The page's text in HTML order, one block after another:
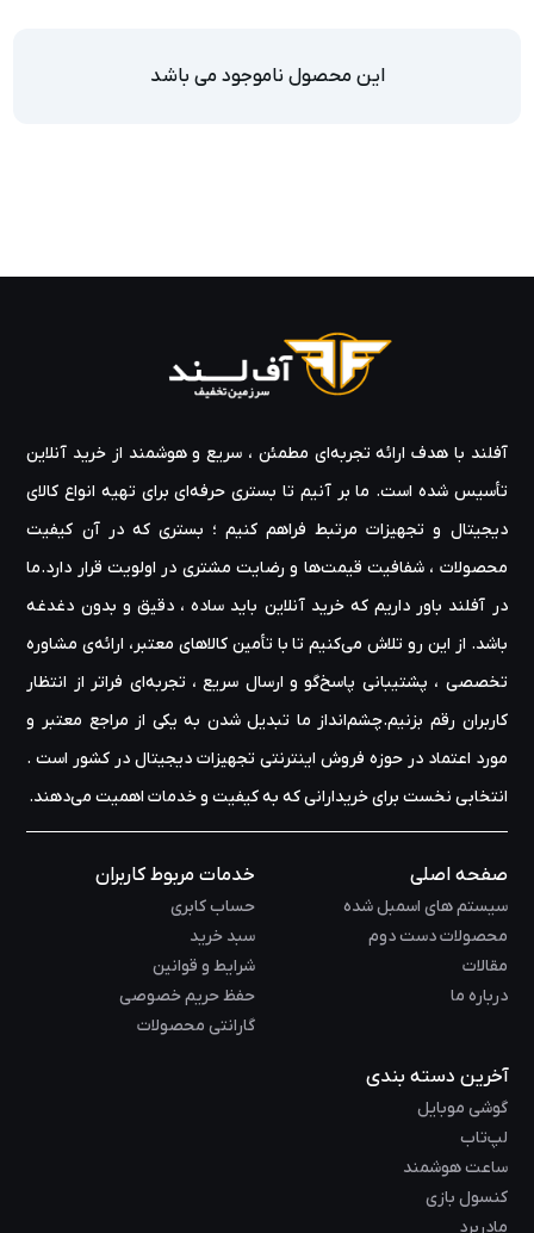
این محصول ناموجود می باشد
آفلند با هدف ارائه‌ تجربه‌ای مطمئن ، سریع و هوشمند از خرید آنلاین
تأسیس شده است. ما بر آنیم تا بستری حرفه‌ای برای تهیه‌ انواع کالای
دیجیتال و تجهیزات مرتبط فراهم کنیم ؛ بستری که در آن کیفیت
محصولات ، شفافیت قیمت‌ها و رضایت مشتری در اولویت قرار دارد.ما
در آفلند باور داریم که خرید آنلاین باید ساده ، دقیق و بدون دغدغه
باشد. از این رو تلاش می‌کنیم تا با تأمین کالاهای معتبر، ارائه‌ی مشاوره‌
تخصصی ، پشتیبانی پاسخ‌گو و ارسال سریع ، تجربه‌ای فراتر از انتظار
کاربران رقم بزنیم.چشم‌انداز ما تبدیل شدن به یکی از مراجع معتبر و
مورد اعتماد در حوزه‌ فروش اینترنتی تجهیزات دیجیتال در کشور است .
انتخابی نخست برای خریدارانی که به کیفیت و خدمات اهمیت می‌دهند.
صفحه اصلی
سیستم های اسمبل شده
محصولات دست دوم
مقالات
درباره ما
خدمات مربوط کاربران
حساب کابری
سبد خرید
شرایط و قوانین
حفظ حریم خصوصی
گارانتی محصولات
آخرین دسته بندی
گوشی موبایل
لپ‌تاب
ساعت هوشمند
کنسول بازی
مادربرد